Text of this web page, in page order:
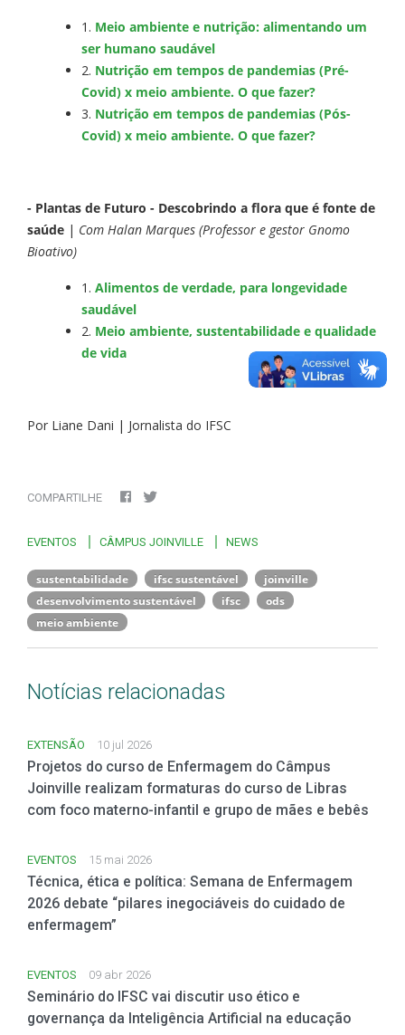
1. Meio ambiente e nutrição: alimentando um
ser humano saudável
2. Nutrição em tempos de pandemias (Pré-
Covid) x meio ambiente. O que fazer?
3. Nutrição em tempos de pandemias (Pós-
Covid) x meio ambiente. O que fazer?
- Plantas de Futuro - Descobrindo a flora que é fonte de
saúde | Com Halan Marques (Professor e gestor Gnomo
Bioativo)
1. Alimentos de verdade, para longevidade
saudável
2. Meio ambiente, sustentabilidade e qualidade
de vida
Por Liane Dani | Jornalista do IFSC
COMPARTILHE
EVENTOS CÂMPUS JOINVILLE NEWS
sustentabilidade ifsc sustentável
joinville
desenvolvimento sustentável
ifsc
ods
meio ambiente
Notícias relacionadas
EXTENSÃO 10 jul 2026
Projetos do curso de Enfermagem do Câmpus
Joinville realizam formaturas do curso de Libras
com foco materno-infantil e grupo de mães e bebês
EVENTOS 15 mai 2026
Técnica, ética e política: Semana de Enfermagem
2026 debate “pilares inegociáveis do cuidado de
enfermagem”
EVENTOS 09 abr 2026
Seminário do IFSC vai discutir uso ético e
governança da Inteligência Artificial na educação